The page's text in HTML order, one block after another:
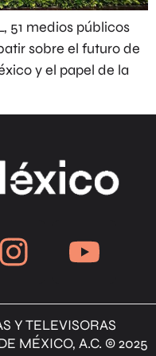
51 medios públicos
sobre el futuro de
y el papel de la
Y TELEVISORAS
MÉXICO, A.C. © 2025